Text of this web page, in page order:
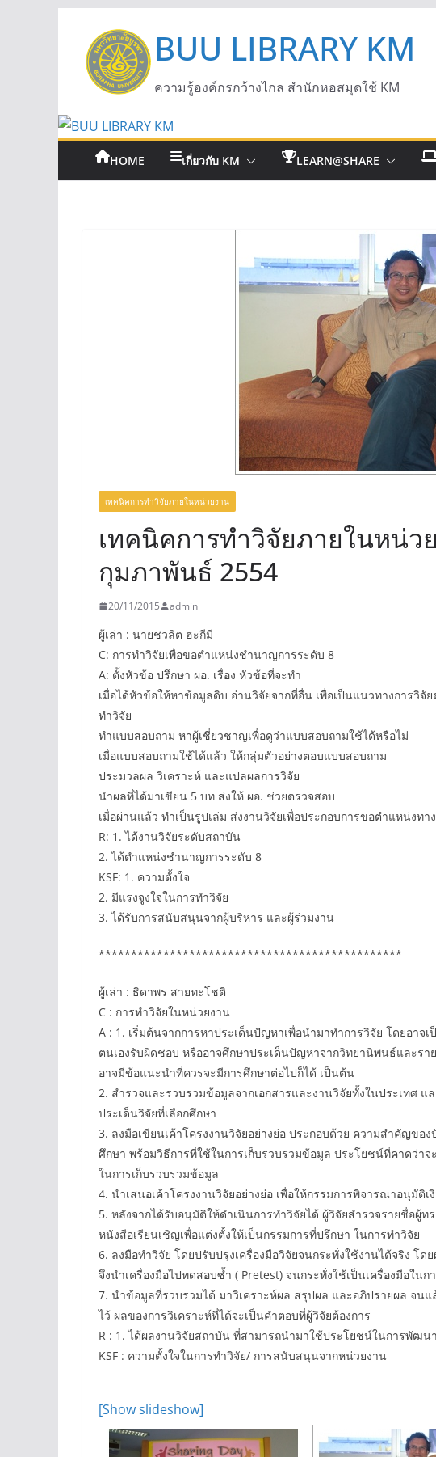
BUU LIBRARY KM
ความรู้องค์กรกว้างไกล สำนักหอสมุดใช้ KM
HOME เกี่ยวกับ KM LEARN@SHARE
เทคนิคการทำวิจัยภายในหน่วยงาน
เทคนิคการทำวิจัยภายในหน่ว
กุมภาพันธ์ 2554
20/11/2015 admin
ผู้เล่า : นายชวลิต ฮะกีมี
C: การทำวิจัยเพื่อขอตำแหน่งชำนาญการระดับ 8
A: ตั้งหัวข้อ ปรึกษา ผอ. เรื่อง หัวข้อที่จะทำ
เมื่อได้หัวข้อให้หาข้อมูลดิบ อ่านวิจัยจากที่อื่น เพื่อเป็นแนวทางการวิ
ทำวิจัย
ทำแบบสอบถาม หาผู้เชี่ยวชาญเพื่อดูว่าแบบสอบถามใช้ได้หรือไม่
เมื่อแบบสอบถามใช้ได้แล้ว ให้กลุ่มตัวอย่างตอบแบบสอบถาม
ประมวลผล วิเคราะห์ และแปลผลการวิจัย
นำผลที่ได้มาเขียน 5 บท ส่งให้ ผอ. ช่วยตรวจสอบ
เมื่อผ่านแล้ว ทำเป็นรูปเล่ม ส่งงานวิจัยเพื่อประกอบการขอตำแหน่งทา
R: 1. ได้งานวิจัยระดับสถาบัน
2. ได้ตำแหน่งชำนาญการระดับ 8
KSF: 1. ความตั้งใจ
2. มีแรงจูงใจในการทำวิจัย
3. ได้รับการสนับสนุนจากผู้บริหาร และผู้ร่วมงาน
***********************************************
ผู้เล่า : ธิดาพร สายทะโชติ
C : การทำวิจัยในหน่วยงาน
A : 1. เริ่มต้นจากการหาประเด็นปัญหาเพื่อนำมาทำการวิจัย โดยอา
ตนเองรับผิดชอบ หรืออาจศึกษาประเด็นปัญหาจากวิทยานิพนธ์และร
อาจมีข้อแนะนำที่ควรจะมีการศึกษาต่อไปก็ได้ เป็นต้น
2. สำรวจและรวบรวมข้อมูลจากเอกสารและงานวิจัยทั้งในประเทศ แ
ประเด็นวิจัยที่เลือกศึกษา
3. ลงมือเขียนเค้าโครงงานวิจัยอย่างย่อ ประกอบด้วย ความสำคัญข
ศึกษา พร้อมวิธีการที่ใช้ในการเก็บรวบรวมข้อมูล ประโยชน์ที่คาดว่า
ในการเก็บรวบรวมข้อมูล
4. นำเสนอเค้าโครงงานวิจัยอย่างย่อ เพื่อให้กรรมการพิจารณาอนุมัติ
5. หลังจากได้รับอนุมัติให้ดำเนินการทำวิจัยได้ ผู้วิจัยสำรวจรายชื่อ
หนังสือเรียนเชิญเพื่อแต่งตั้งให้เป็นกรรมการที่ปรึกษา ในการทำวิจัย
6. ลงมือทำวิจัย โดยปรับปรุงเครื่องมือวิจัยจนกระทั่งใช้งานได้จริง โ
จึงนำเครื่องมือไปทดสอบซ้ำ ( Pretest) จนกระทั่งใช้เป็นเครื่องมือในก
7. นำข้อมูลที่รวบรวมได้ มาวิเคราะห์ผล สรุปผล และอภิปรายผล จน
ไว้ ผลของการวิเคราะห์ที่ได้จะเป็นคำตอบที่ผู้วิจัยต้องการ
R : 1. ได้ผลงานวิจัยสถาบัน ที่สามารถนำมาใช้ประโยชน์ในการพัฒ
KSF : ความตั้งใจในการทำวิจัย/ การสนับสนุนจากหน่วยงาน
[Show slideshow]